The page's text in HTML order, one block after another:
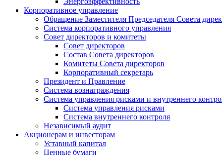
Корпоративное управление
Обращение Заместителя Председателя Совета
Система корпоративного управления
Совет директоров и комитеты
Совет директоров
Состав Совета директоров
Комитеты Совета директоров
Корпоративный секретарь
Президент и Правление
Система вознаграждения
Система управления рисками и внутреннего
Система управления рисками
Система внутреннего контроля
Независимый аудит
Акционерам и инвесторам
Уставный капитал
Ценные бумаги